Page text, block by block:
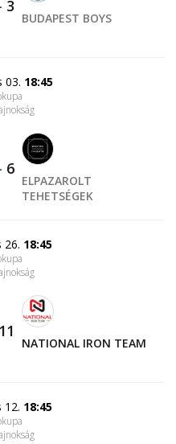
3
BUDAPEST BOYS
03. 18:45
6
ELPAZAROLT
TEHETSÉGEK
26. 18:45
11
NATIONAL IRON TEAM
12. 18:45